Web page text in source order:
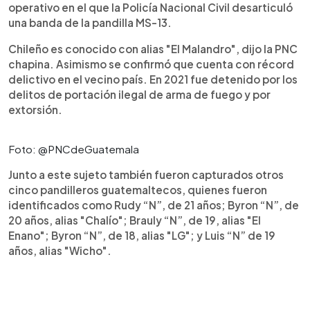
operativo en el que la Policía Nacional Civil desarticuló
una banda de la pandilla MS-13.
Chileño es conocido con alias "El Malandro", dijo la PNC
chapina. Asimismo se confirmó que cuenta con récord
delictivo en el vecino país. En 2021 fue detenido por los
delitos de portación ilegal de arma de fuego y por
extorsión.
Foto: @PNCdeGuatemala
Junto a este sujeto también fueron capturados otros
cinco pandilleros guatemaltecos, quienes fueron
identificados como Rudy “N”, de 21 años; Byron “N”, de
20 años, alias "Chalío"; Brauly “N”, de 19, alias "El
Enano"; Byron “N”, de 18, alias "LG"; y Luis “N” de 19
años, alias "Wicho".